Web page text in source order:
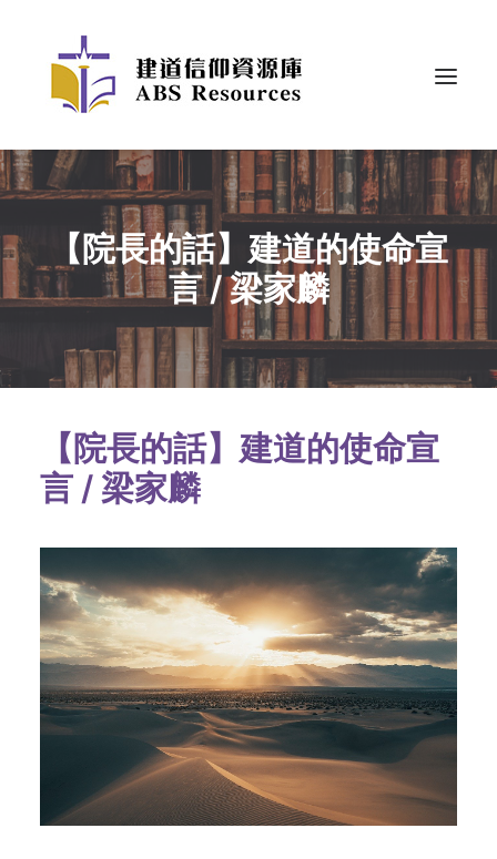
【院長的話】建道的使命宣
言 / 梁家麟
【院長的話】建道的使命宣
言 / 梁家麟